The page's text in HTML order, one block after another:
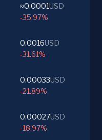
≈0.0001USD
-35.97%
0.0016USD
-31.61%
0.00033USD
-21.89%
0.00027USD
-18.97%